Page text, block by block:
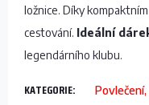
ložnice. Díky
cestování. Ideální
legendárního klubu.
KATEGORIE: